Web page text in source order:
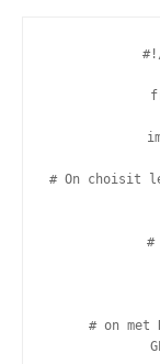
# On choisit
#
# on met